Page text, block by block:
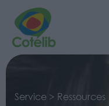
Service > Ressources